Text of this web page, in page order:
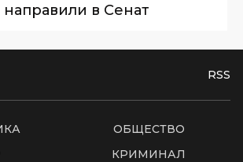
в Сенат
RSS
ОБЩЕСТВО
КРИМИНАЛ